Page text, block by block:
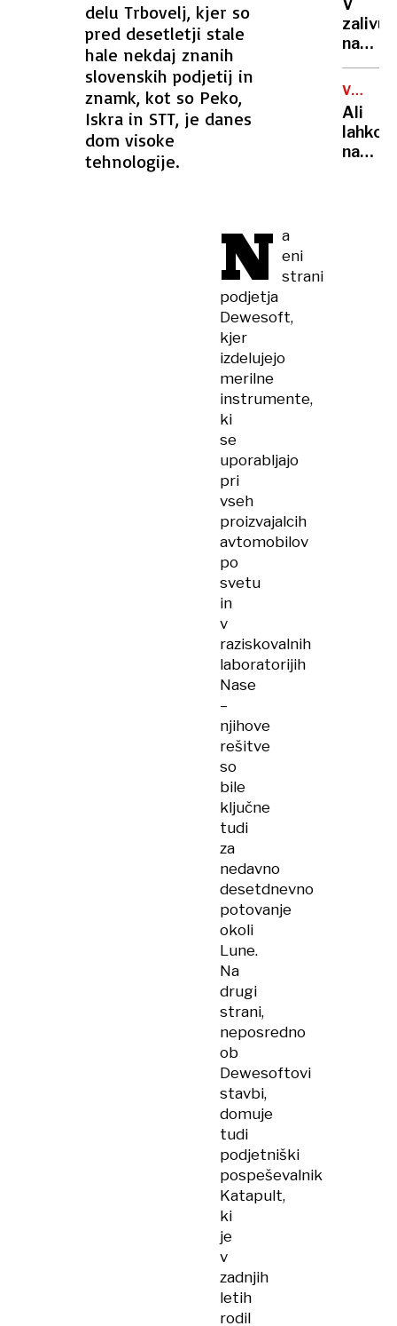
delu Trbovelj, kjer so
pred desetletji stale
hale nekdaj znanih
slovenskih podjetij in
znamk, kot so Peko,
Iskra in STT, je danes
dom visoke
tehnologije.
N a
eni
strani
podjetja
Dewesoft,
kjer
izdelujejo
merilne
instrumente,
ki
se
uporabljajo
pri
vseh
proizvajalcih
avtomobilov
po
svetu
in
v
raziskovalnih
laboratorijih
Nase
–
njihove
rešitve
so
bile
ključne
tudi
za
nedavno
desetdnevno
potovanje
okoli
Lune.
Na
drugi
strani,
neposredno
ob
Dewesoftovi
stavbi,
domuje
tudi
podjetniški
pospeševalnik
Katapult,
ki
je
v
zadnjih
letih
rodil
poslih
V
zalivu
na
našli
truplo
24-
NEDA
Ali
lahko
na